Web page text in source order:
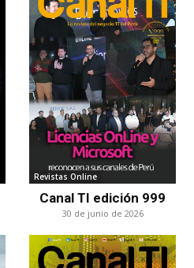
Revistas Online
Canal TI edición 999
30 de junio de 2026